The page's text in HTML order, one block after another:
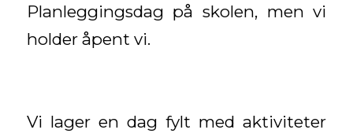
Planleggingsdag på skolen, men vi
holder åpent vi.
Vi lager en dag fylt med aktiviteter